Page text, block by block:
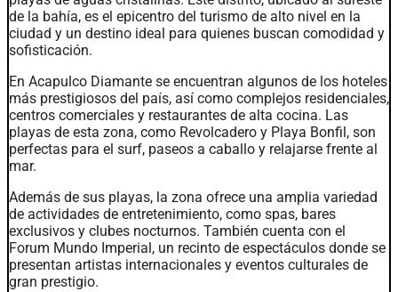
de la bahía, es el epicentro del turismo de alto nivel en la
ciudad y un destino ideal para quienes buscan comodidad y
sofisticación.
En Acapulco Diamante se encuentran algunos de los hoteles
más prestigiosos del país, así como complejos residenciales,
centros comerciales y restaurantes de alta cocina. Las
playas de esta zona, como Revolcadero y Playa Bonfil, son
perfectas para el surf, paseos a caballo y relajarse frente al
mar.
Además de sus playas, la zona ofrece una amplia variedad
de actividades de entretenimiento, como spas, bares
exclusivos y clubes nocturnos. También cuenta con el
Forum Mundo Imperial, un recinto de espectáculos donde se
presentan artistas internacionales y eventos culturales de
gran prestigio.